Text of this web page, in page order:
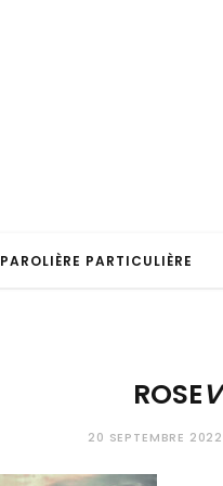
PAROLIÈRE PARTICULIÈRE
ROSE
20 SEPTEMBRE 2022